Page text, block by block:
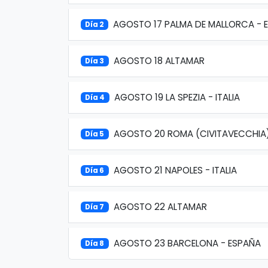
Día 2 AGOSTO 17 PALMA DE MALLORCA -
Día 3 AGOSTO 18 ALTAMAR
Día 4 AGOSTO 19 LA SPEZIA - ITALIA
Día 5 AGOSTO 20 ROMA
Día 6 AGOSTO 21 NAPOLES - ITALIA
Día 7 AGOSTO 22 ALTAMAR
Día 8 AGOSTO 23 BARCELONA - ESPAÑA